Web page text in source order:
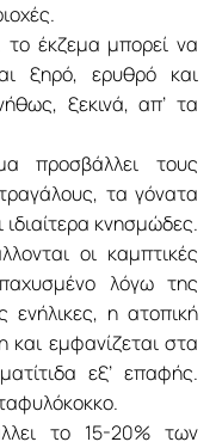
έκζεμα μπορεί να
ξηρό, ερυθρό και
ξεκινά, απ’ τα
προσβάλλει τους
τα γόνατα
ιδιαίτερα κνησμώδες.
οι καμπτικές
λόγω της
ενήλικες, η ατοπική
και εμφανίζεται στα
εξ’ επαφής.
το 15-20% των